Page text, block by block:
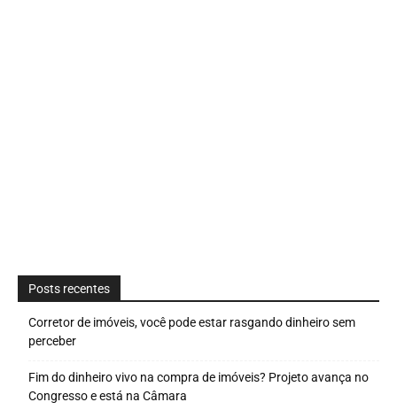
Posts recentes
Corretor de imóveis, você pode estar rasgando dinheiro sem
perceber
Fim do dinheiro vivo na compra de imóveis? Projeto avança no
Congresso e está na Câmara